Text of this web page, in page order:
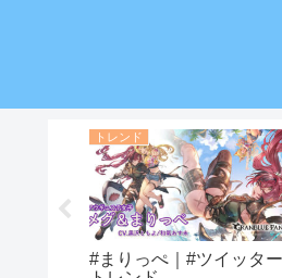
トレンド
#まりっぺ｜#ツイッター